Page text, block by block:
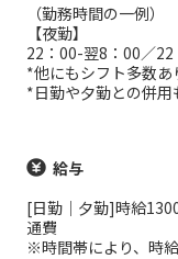
（勤務時間の一例）
【夜勤】
22：00-翌8：00／
*他にもシフト多数あ
*日勤や夕勤との併用
給与
[日勤｜夕勤]時給
通費
※時間帯により、時給